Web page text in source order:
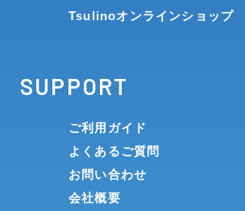
Tsulinoオンラインショップ
SUPPORT
ご利用ガイド
よくあるご質問
お問い合わせ
会社概要